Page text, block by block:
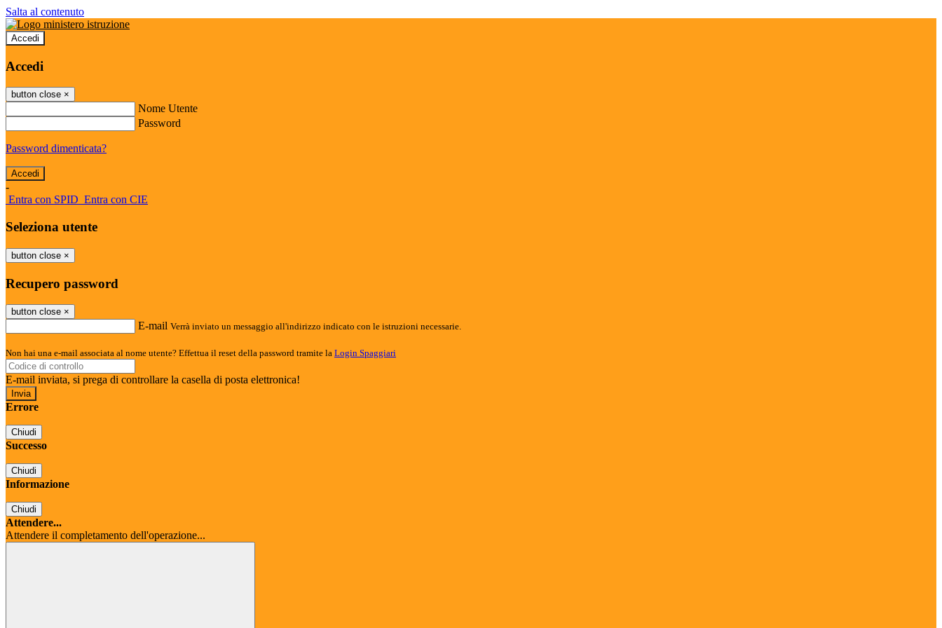
Salta al contenuto
Accedi
Accedi
button close ×
Nome Utente
Password
Password dimenticata?
-
Entra con SPID Entra con CIE
Seleziona utente
button close ×
Recupero password
button close ×
E-mail Verrà inviato un messaggio all'indirizzo indicato con le istruzioni necessarie.
Non hai una e-mail associata al nome utente? Effettua il reset della password tramite la Login Spaggiari
E-mail inviata, si prega di controllare la casella di posta elettronica!
Errore
Chiudi
Successo
Chiudi
Informazione
Chiudi
Attendere...
Attendere il completamento dell'operazione...